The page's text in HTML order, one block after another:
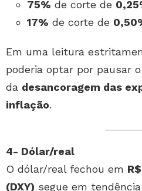
75% de corte de
17% de corte de
Em uma leitura
poderia optar por pausar
da desancoragem das
inflação.
4- Dólar/real
O dólar/real fechou em
(DXY) segue em